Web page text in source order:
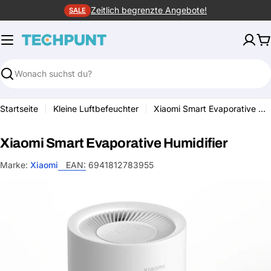
Inhalt
springen
SALE Zeitlich begrenzte Angebote!
Suchen
Startseite Kleine Luftbefeuchter Xiaomi Smart Evaporative Humidifier
Xiaomi Smart Evaporative Humidifier
Marke: Xiaomi EAN: 6941812783955